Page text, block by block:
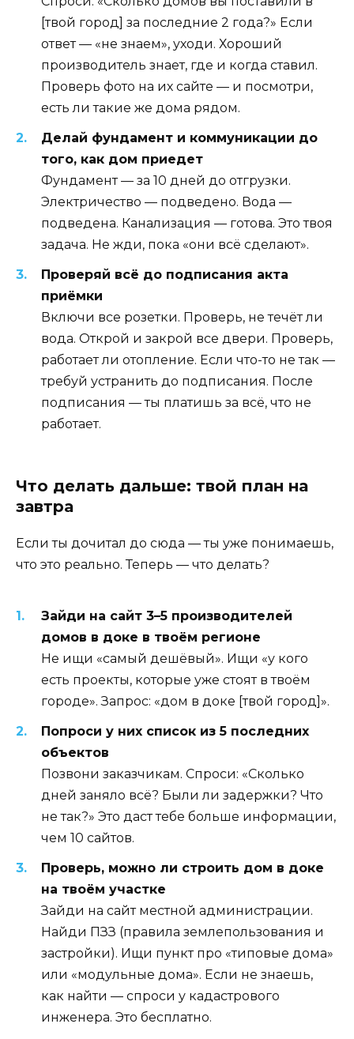
[твой город] за последние 2 года?» Если
ответ — «не знаем», уходи. Хороший
производитель знает, где и когда ставил.
Проверь фото на их сайте — и посмотри,
есть ли такие же дома рядом.
Делай фундамент и коммуникации до
того, как дом приедет
Фундамент — за 10 дней до отгрузки.
Электричество — подведено. Вода —
подведена. Канализация — готова. Это твоя
задача. Не жди, пока «они всё сделают».
Проверяй всё до подписания акта
приёмки
Включи все розетки. Проверь, не течёт ли
вода. Открой и закрой все двери. Проверь,
работает ли отопление. Если что-то не так —
требуй устранить до подписания. После
подписания — ты платишь за всё, что не
работает.
Что делать дальше: твой план на
завтра
Если ты дочитал до сюда — ты уже понимаешь,
что это реально. Теперь — что делать?
Зайди на сайт 3–5 производителей
домов в доке в твоём регионе
Не ищи «самый дешёвый». Ищи «у кого
есть проекты, которые уже стоят в твоём
городе». Запрос: «дом в доке [твой город]».
Попроси у них список из 5 последних
объектов
Позвони заказчикам. Спроси: «Сколько
дней заняло всё? Были ли задержки? Что
не так?» Это даст тебе больше информации,
чем 10 сайтов.
Проверь, можно ли строить дом в доке
на твоём участке
Зайди на сайт местной администрации.
Найди ПЗЗ (правила землепользования и
застройки). Ищи пункт про «типовые дома»
или «модульные дома». Если не знаешь,
как найти — спроси у кадастрового
инженера. Это бесплатно.